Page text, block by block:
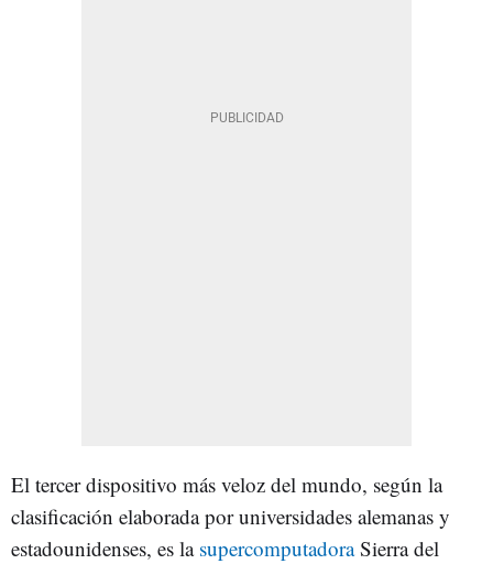
El tercer dispositivo más veloz del mundo, según la
clasificación elaborada por universidades alemanas y
estadounidenses, es la supercomputadoraSierra del